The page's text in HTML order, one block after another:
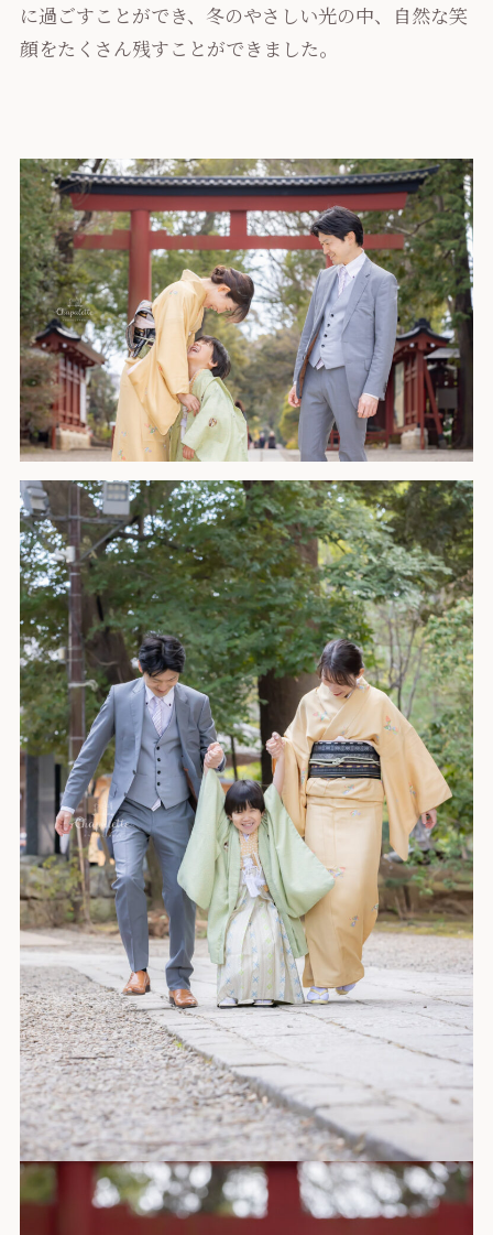
に過ごすことができ、冬のやさしい光の中、自然な笑
顔をたくさん残すことができました。